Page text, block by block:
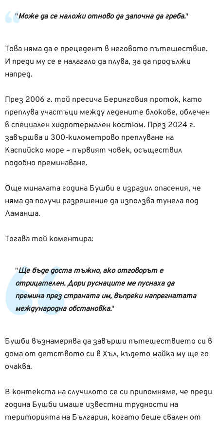
Може да се наложи отново да започна да греба.
Това няма да е прецедент в неговото пътешествие.
И преди му се е налагало да плува, за да продължи
напред.
През 2006 г. той пресича Беринговия проток, като
преплува участъци между ледените блокове, облечен
в специален хидротермален костюм. През 2024 г.
завършва и 300-километрово преплуване на
Каспийско море – първият човек, осъществил
подобно преминаване.
Още миналата година Бушби е изразил опасения, че
няма да получи разрешение да използва тунела под
Ламанша.
Тогава той коментира:
Ще бъде доста тъжно, ако отговорът е
отрицателен. Дори руснаците ме пуснаха да
премина през страната им, въпреки напрегнатата
международна обстановка.
Бушби възнамерява да завърши пътешествието си в
дома от детството си в Хъл, където майка му ще го
очаква.
В контекста на случилото се си припомняме, че преди
година Бушби имаше известни трудности на
територията на България, когато беше свален от